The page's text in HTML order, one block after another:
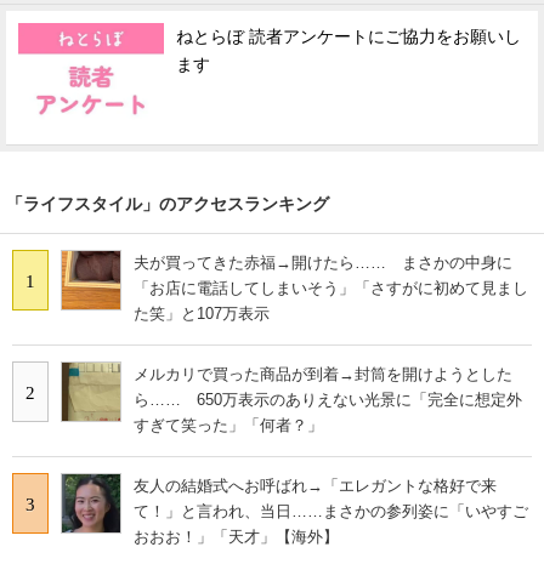
ねとらぼ 読者アンケートにご協力をお願いし
ます
「ライフスタイル」のアクセスランキング
1
夫が買ってきた赤福→開けたら…… まさかの中身に
「お店に電話してしまいそう」「さすがに初めて見まし
た笑」と107万表示
2
メルカリで買った商品が到着→封筒を開けようとした
ら…… 650万表示のありえない光景に「完全に想定外
すぎて笑った」「何者？」
3
友人の結婚式へお呼ばれ→「エレガントな格好で来
て！」と言われ、当日……まさかの参列姿に「いやすご
おおお！」「天才」【海外】